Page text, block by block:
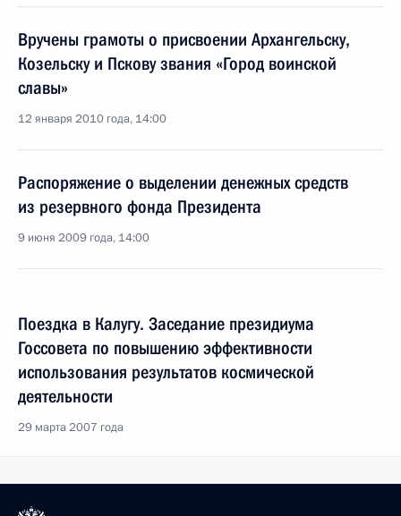
Вручены грамоты о присвоении Архангельску,
Козельску и Пскову звания «Город воинской
славы»
12 января 2010 года, 14:00
Распоряжение о выделении денежных средств
из резервного фонда Президента
9 июня 2009 года, 14:00
Поездка в Калугу. Заседание президиума
Госсовета по повышению эффективности
использования результатов космической
деятельности
29 марта 2007 года